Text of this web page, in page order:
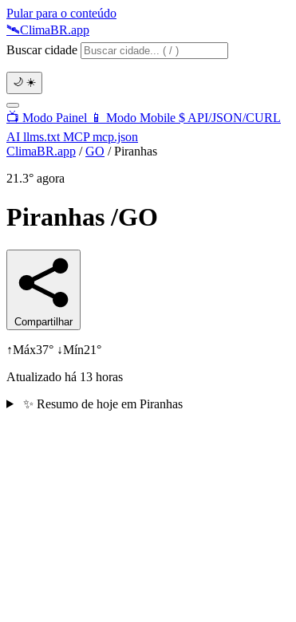
Pular para o conteúdo
🛰️ClimaBR.app
Buscar cidade
🌙 ☀️
📺 Modo Painel 📱 Modo Mobile $ API/JSON/CURL
AI llms.txt MCPmcp.json
ClimaBR.app / GO / Piranhas
21.3° agora
Piranhas/GO
Compartilhar
↑Máx37° ↓Mín21°
Atualizado há 13 horas
✨ Resumo de hoje em Piranhas